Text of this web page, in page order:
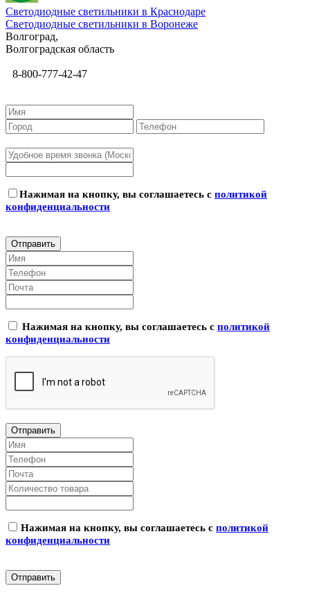
Светодиодные светильники в Краснодаре
Светодиодные светильники в Воронеже
Волгоград,
Волгоградская область
8-800-777-42-47
Нажимая на кнопку, вы соглашаетесь с политикой
конфиденциальности
Нажимая на кнопку, вы соглашаетесь с политикой
конфиденциальности
Нажимая на кнопку, вы соглашаетесь с политикой
конфиденциальности